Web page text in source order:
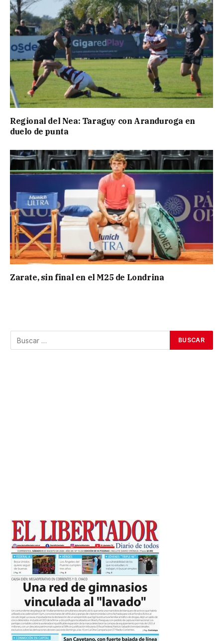
Regional del Nea: Taraguy con Aranduroga en
duelo de punta
Zarate, sin final en el M25 de Londrina